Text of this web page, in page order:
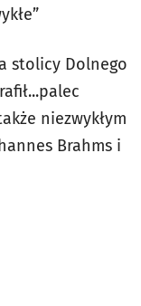
stolicy Dolnego
niezwykłym
Brahms i